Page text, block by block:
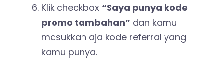
Klik checkbox “Saya punya kode
promo tambahan” dan kamu
masukkan aja kode referral yang
kamu punya.